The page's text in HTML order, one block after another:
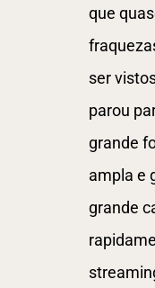
que
ser
parou
grande
ampla e
grande